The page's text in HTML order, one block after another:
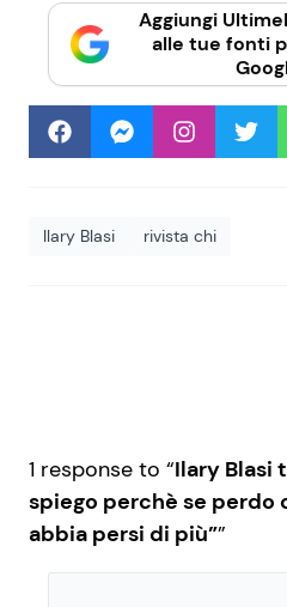
Aggiungi
alle tue fonti
Ilary Blasi rivista chi
1 response to “Ilary Blasi
spiego perchè se perdo
abbia persi di più””